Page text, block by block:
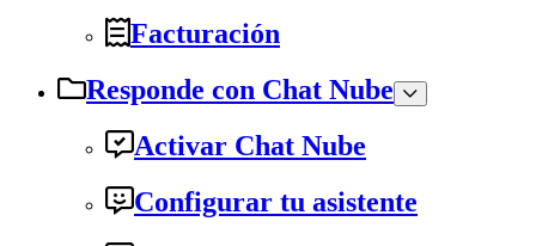
Facturación
Responde con Chat Nube
Activar Chat Nube
Configurar tu asistente